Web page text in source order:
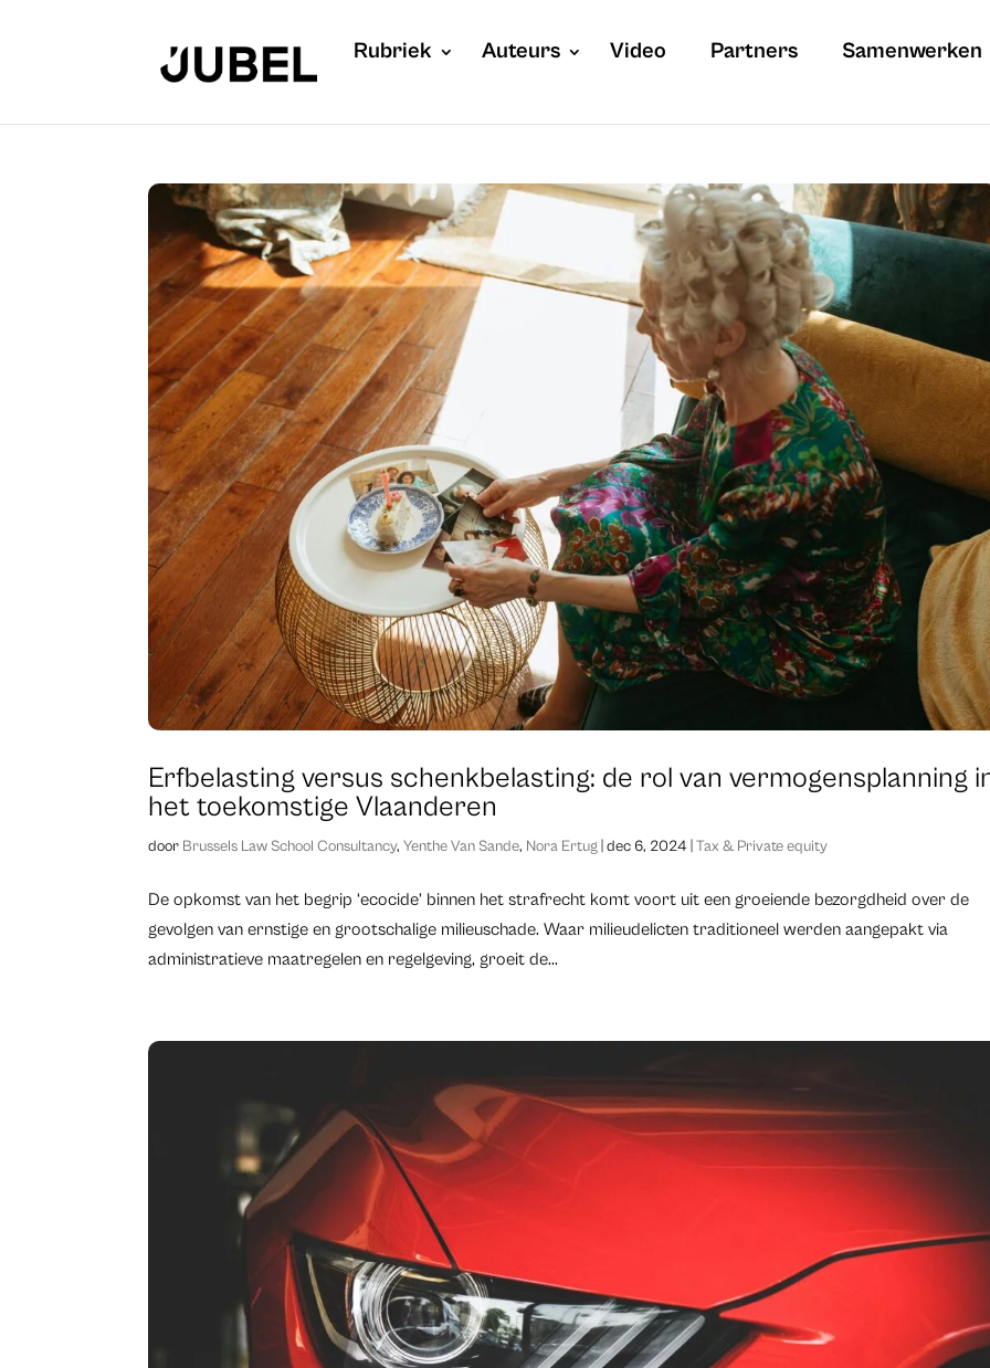
Rubriek Auteurs Video Partners Samenwerken
Erfbelasting versus schenkbelasting: de rol van vermogensplanning
het toekomstige Vlaanderen
door Brussels Law School Consultancy,Yenthe Van Sande, Nora Ertug |dec 6, 2024 |Tax & Private equity
De opkomst van het begrip ‘ecocide’ binnen het strafrecht komt voort uit een groeiende bezorgdheid over de
gevolgen van ernstige en grootschalige milieuschade. Waar milieudelicten traditioneel werden aangepakt via
administratieve maatregelen en regelgeving, groeit de...